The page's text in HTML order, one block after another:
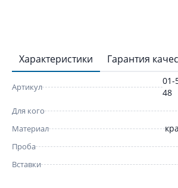
Характеристики Гарантия
Артикул
01-
48
Для кого
Материал
Проба
Вставки